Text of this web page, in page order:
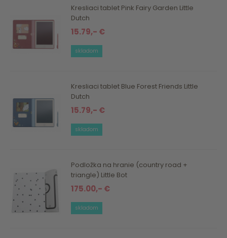
Kresliaci tablet Pink Fairy Garden Little
Dutch
15.79,- €
skladom
Kresliaci tablet Blue Forest Friends Little
Dutch
15.79,- €
skladom
Podložka na hranie (country road +
triangle) Little Bot
175.00,- €
skladom